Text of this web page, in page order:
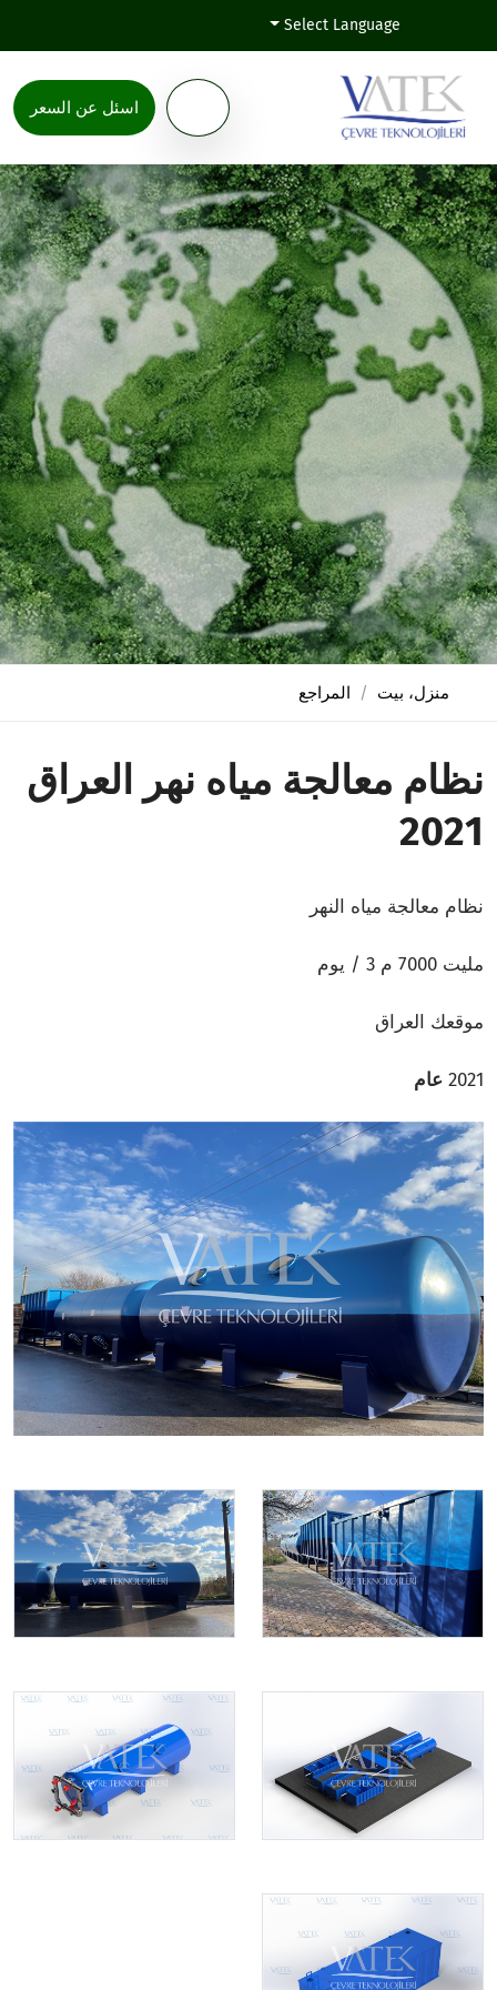
Select Language
اسئل عن السعر
منزل، بيت المراجع
نظام معالجة مياه نهر العراق
2021
نظام معالجة مياه النهر
مليت 7000 م 3 / يوم
موقعك العراق
2021 عام